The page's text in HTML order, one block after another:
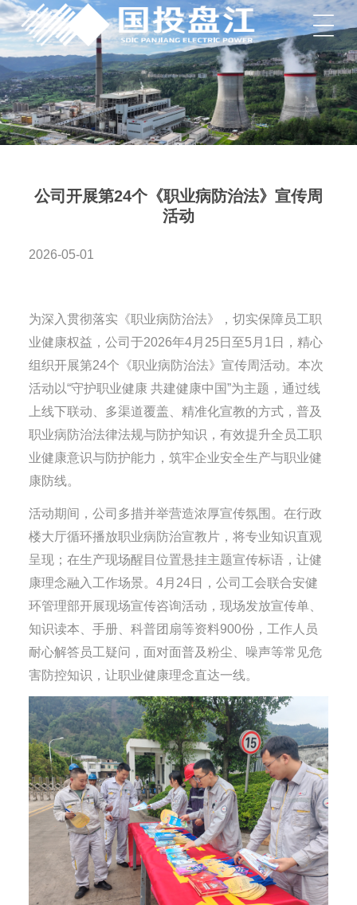
菜单
公司开展第24个《职业病防治法》宣传周
活动
2026-05-01
为深入贯彻落实《职业病防治法》，切实保障员工职
业健康权益，公司于2026年4月25日至5月1日，精心
组织开展第24个《职业病防治法》宣传周活动。本次
活动以“守护职业健康 共建健康中国”为主题，通过线
上线下联动、多渠道覆盖、精准化宣教的方式，普及
职业病防治法律法规与防护知识，有效提升全员工职
业健康意识与防护能力，筑牢企业安全生产与职业健
康防线。
活动期间，公司多措并举营造浓厚宣传氛围。在行政
楼大厅循环播放职业病防治宣教片，将专业知识直观
呈现；在生产现场醒目位置悬挂主题宣传标语，让健
康理念融入工作场景。4月24日，公司工会联合安健
环管理部开展现场宣传咨询活动，现场发放宣传单、
知识读本、手册、科普团扇等资料900份，工作人员
耐心解答员工疑问，面对面普及粉尘、噪声等常见危
害防控知识，让职业健康理念直达一线。